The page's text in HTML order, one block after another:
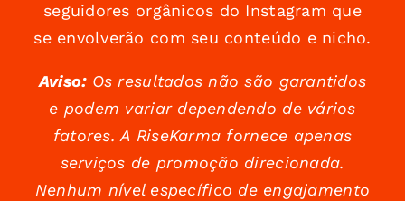
seguidores orgânicos do Instagram que
se envolverão com seu conteúdo e nicho.
Aviso:Os resultados não são garantidos
e podem variar dependendo de vários
fatores. A RiseKarma fornece apenas
serviços de promoção direcionada.
Nenhum nível específico de engajamento